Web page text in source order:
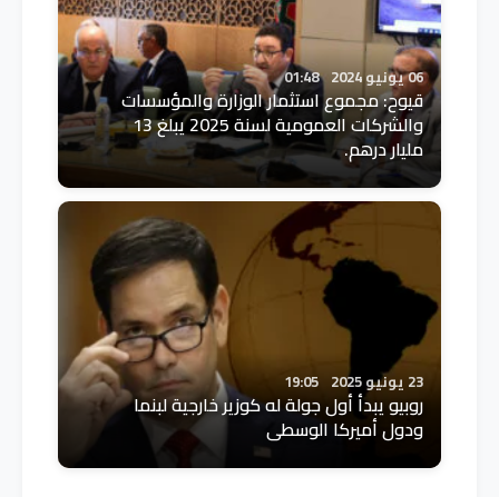
06 يونيو 2024 01:48
قيوح: مجموع استثمار الوزارة والمؤسسات
والشركات العمومية لسنة 2025 يبلغ 13
مليار درهم.
23 يونيو 2025 19:05
روبيو يبدأ أول جولة له كوزير خارجية لبنما
ودول أميركا الوسطى